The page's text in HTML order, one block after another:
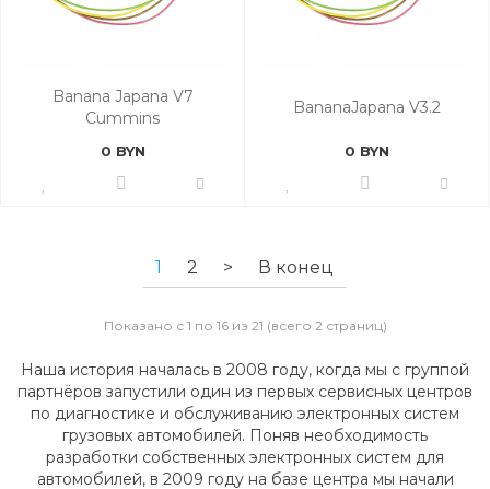
Banana Japana V7
Cummins
0 BYN
BananaJapana V3.2
0 BYN
1 2 > В конец
Показано с 1 по 16 из 21 (всего 2 страниц)
Наша история началась в 2008 году, когда мы с группой
партнёров запустили один из первых сервисных центров
по диагностике и обслуживанию электронных систем
грузовых автомобилей. Поняв необходимость
разработки собственных электронных систем для
автомобилей, в 2009 году на базе центра мы начали